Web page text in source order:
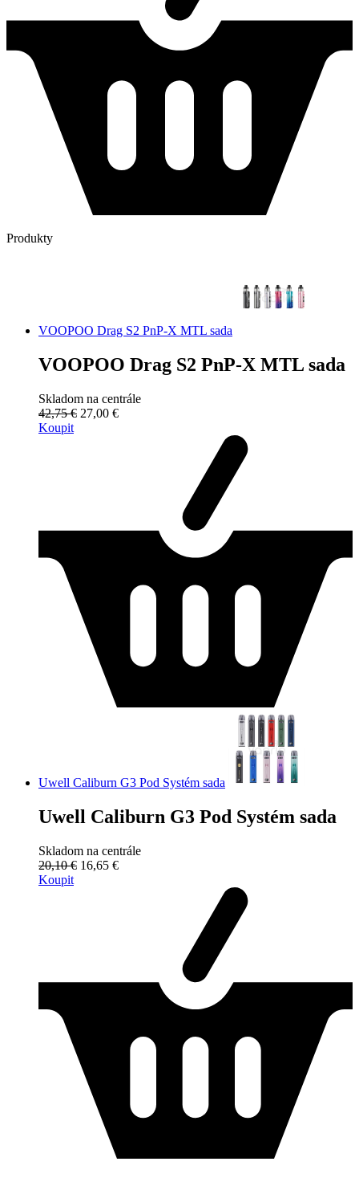
Produkty
VOOPOO Drag S2 PnP-X MTL sada
VOOPOO Drag S2 PnP-X MTL sada
Skladom na centrále
42,75 € 27,00 €
Koupit
Uwell Caliburn G3 Pod Systém sada
Uwell Caliburn G3 Pod Systém sada
Skladom na centrále
20,10 € 16,65 €
Koupit